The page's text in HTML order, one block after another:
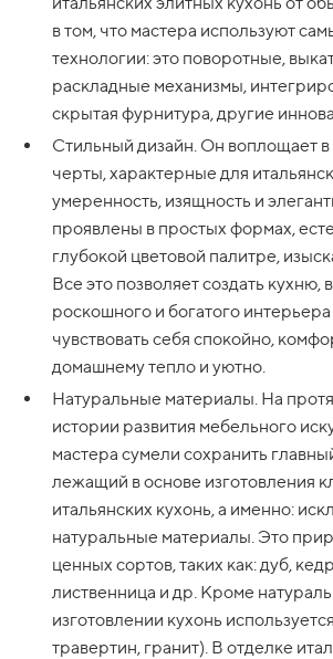
в том, что мастера используют
технологии: это поворотные,
раскладные механизмы,
скрытая фурнитура, другие
Стильный дизайн. Он воплощает
черты, характерные для
умеренность, изящность и
проявлены в простых формах,
глубокой цветовой палитре,
Все это позволяет создать кухню,
роскошного и богатого
чувствовать себя спокойно,
домашнему тепло и уютно.
Натуральные материалы. На
истории развития мебельного
мастера сумели сохранить
лежащий в основе изготовления
итальянских кухонь, а именно:
натуральные материалы. Это
ценных сортов, таких как: дуб,
лиственница и др. Кроме
изготовлении кухонь
травертин, гранит). В отделке